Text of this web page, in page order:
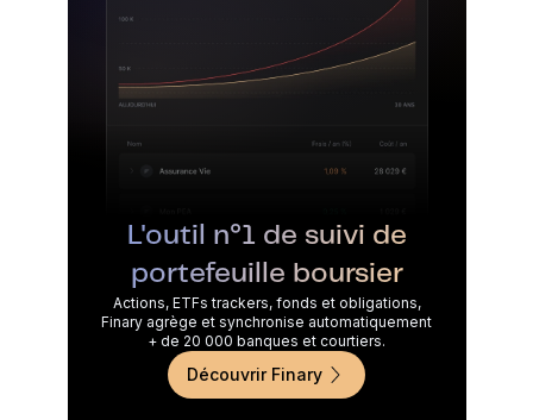
L'outil n°1 de suivi de
portefeuille boursier
Actions, ETFs trackers, fonds et obligations,
Finary agrège et synchronise automatiquement
+ de 20 000 banques et courtiers.
Découvrir Finary